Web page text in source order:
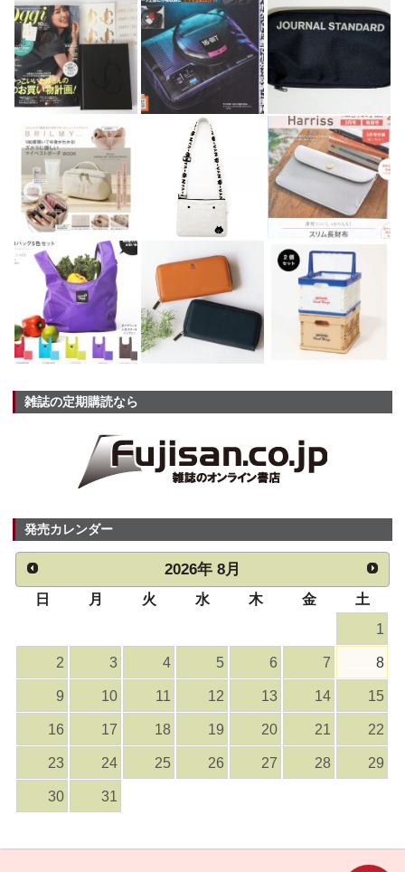
雑誌の定期購読なら
発売カレンダー
2026年 8月
日 月 火 水 木 金
土
1
2 3 4 5 6 7 8
9 10 11 12 13 14 15
16 17 18 19 20 21 22
23 24 25 26 27 28 29
30 31